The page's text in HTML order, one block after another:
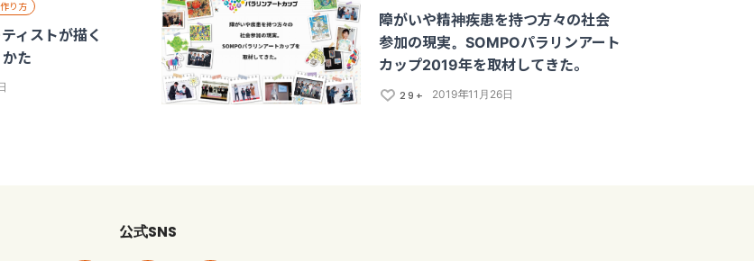
り方
ィストが描く
かた
障がいや精神疾患を持つ方々の社会
参加の現実。SOMPOパラリンアート
カップ2019年を取材してきた。
29+ 2019年11月26日
公式SNS